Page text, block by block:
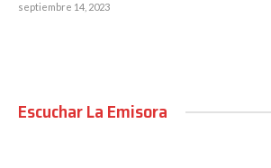
septiembre 14, 2023
Escuchar La Emisora